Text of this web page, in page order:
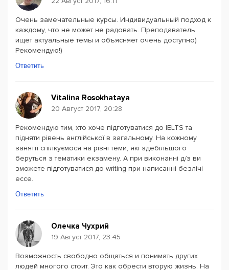
Очень замечательные курсы. Индивидуальный подход к
каждому, что не может не радовать. Преподаватель
ищет актуальные темы и объясняет очень доступно)
Рекомендую!)
Ответить
Vitalina Rosokhataya
20 Август 2017, 20:28
Рекомендую тим, хто хоче підготуватися до IELTS та
підняти рівень англійської в загальному. На кожному
занятті спілкуємося на різні теми, які здебільшого
беруться з тематики екзамену. А при виконанні д/з ви
зможете підготуватися до writing при написанні безлічі
ессе.
Ответить
Олечка Чухрий
19 Август 2017, 23:45
Возможность свободно общаться и понимать других
людей многого стоит. Это как обрести вторую жизнь. На